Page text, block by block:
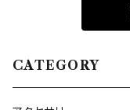
CATEGORY